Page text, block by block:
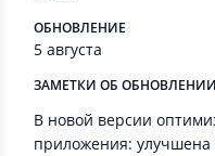
ОБНОВЛЕНИЕ
5 августа
ЗАМЕТКИ ОБ ОБНОВЛЕНИИ
В новой версии
приложения: улучшена